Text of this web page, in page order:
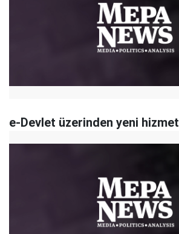
e-Devlet üzerinden yeni hizmet